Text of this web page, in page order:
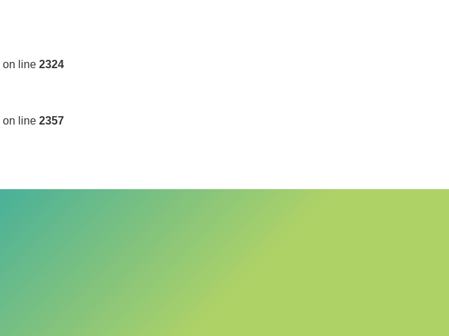
on line 2324
on line 2357